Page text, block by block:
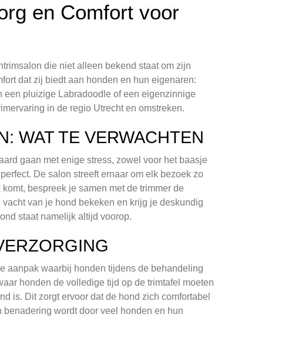
en Comfort voor
die niet alleen bekend staat om zijn
dat zij biedt aan honden en hun eigenaren:
een pluizige Labradoodle of een eigenzinnige
in de regio Utrecht en omstreken.
WAT TE VERWACHTEN
gaan met enige stress, zowel voor het baasje
De salon streeft ernaar om elk bezoek zo
bespreek je samen met de trimmer de
van je hond bekeken en krijg je deskundig
staat namelijk altijd voorop.
aanpak waarbij honden tijdens de behandeling
honden de volledige tijd op de trimtafel moeten
is. Dit zorgt ervoor dat de hond zich comfortabel
wordt door veel honden en hun